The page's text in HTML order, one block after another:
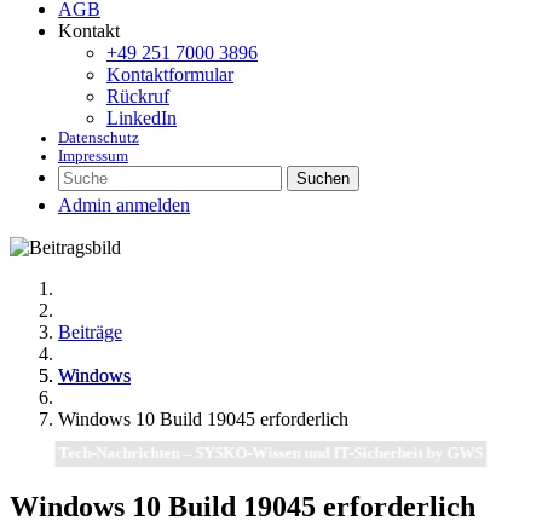
AGB
Kontakt
+49 251 7000 3896
Kontaktformular
Rückruf
LinkedIn
Datenschutz
Impressum
Suchen
Admin anmelden
Beiträge
Windows
Windows 10 Build 19045 erforderlich
Tech-Nachrichten – SYSKO-Wissen und IT-Sicherheit by GWS
Windows 10 Build 19045 erforderlich